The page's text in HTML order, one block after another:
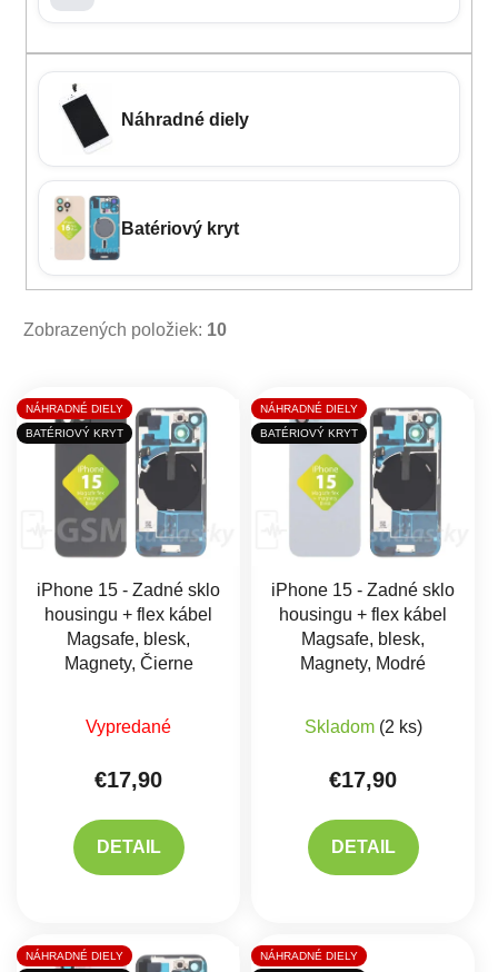
Náhradné diely
Batériový kryt
Zobrazených položiek: 10
Výpis produktov
NÁHRADNÉ DIELY
BATÉRIOVÝ KRYT
iPhone 15 - Zadné sklo
housingu + flex kábel
Magsafe, blesk,
Magnety, Čierne
Vypredané
€17,90
DETAIL
NÁHRADNÉ DIELY
BATÉRIOVÝ KRYT
iPhone 15 - Zadné sklo
housingu + flex kábel
Magsafe, blesk,
Magnety, Modré
Skladom (2 ks)
€17,90
DETAIL
NÁHRADNÉ DIELY
NÁHRADNÉ DIELY